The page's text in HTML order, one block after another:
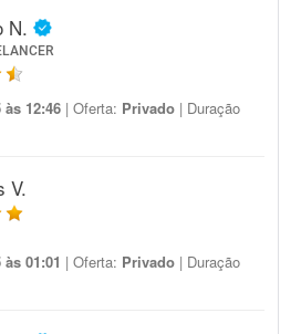
N.
às 12:46 | Oferta: Privado | Duração
V.
às 01:01 | Oferta: Privado | Duração